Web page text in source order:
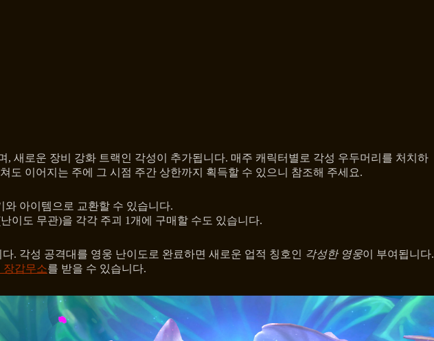
, 새로운 장비 강화 트랙인 각성이 추가됩니다. 매주 캐릭터별로 각성 우두머리를 처치하
도 이어지는 주에 그 시점 주간 상한까지 획득할 수 있으니 참조해 주세요.
아이템으로 교환할 수 있습니다.
이도 무관)을 각각 주괴 1개에 구매할 수도 있습니다.
. 각성 공격대를 영웅 난이도로 완료하면 새로운 업적 칭호인 각성한 영웅이 부여됩니다.
장갑무소를 받을 수 있습니다.